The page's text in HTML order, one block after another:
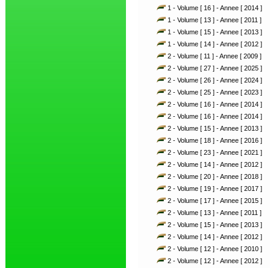
1 - Volume [ 16 ] - Annee [ 2014 ]
1 - Volume [ 13 ] - Annee [ 2011 ]
1 - Volume [ 15 ] - Annee [ 2013 ]
1 - Volume [ 14 ] - Annee [ 2012 ]
2 - Volume [ 11 ] - Annee [ 2009 ]
2 - Volume [ 27 ] - Annee [ 2025 ]
2 - Volume [ 26 ] - Annee [ 2024 ]
2 - Volume [ 25 ] - Annee [ 2023 ]
2 - Volume [ 16 ] - Annee [ 2014 ]
2 - Volume [ 16 ] - Annee [ 2014 ]
2 - Volume [ 15 ] - Annee [ 2013 ]
2 - Volume [ 18 ] - Annee [ 2016 ]
2 - Volume [ 23 ] - Annee [ 2021 ]
2 - Volume [ 14 ] - Annee [ 2012 ]
2 - Volume [ 20 ] - Annee [ 2018 ]
2 - Volume [ 19 ] - Annee [ 2017 ]
2 - Volume [ 17 ] - Annee [ 2015 ]
2 - Volume [ 13 ] - Annee [ 2011 ]
2 - Volume [ 15 ] - Annee [ 2013 ]
2 - Volume [ 14 ] - Annee [ 2012 ]
2 - Volume [ 12 ] - Annee [ 2010 ]
2 - Volume [ 12 ] - Annee [ 2012 ]